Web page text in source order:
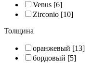
Venus [6]
Zirconio [10]
Толщина
оранжевый [13]
бордовый [5]